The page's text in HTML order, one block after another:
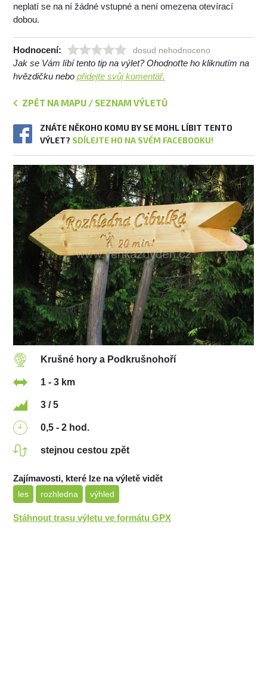
neplatí se na ní žádné vstupné a není omezena otevírací
dobou.
Hodnocení: dosud nehodnoceno
Jak se Vám líbí tento tip na výlet? Ohodnoťte ho kliknutím na
hvězdičku nebopřidejte svůj komentář.
ZPĚT NA MAPU / SEZNAM VÝLETŮ
ZNÁTE NĚKOHO KOMU BY SE MOHL LÍBIT TENTO
VÝLET? SDÍLEJTE HO NA SVÉM FACEBOOKU!
Krušné hory a Podkrušnohoří
1 - 3 km
3 / 5
0,5 - 2 hod.
stejnou cestou zpět
Zajímavosti, které lze na výletě vidět
les rozhledna výhled
Stáhnout trasu výletu ve formátu GPX